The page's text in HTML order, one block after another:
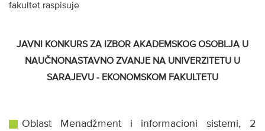
fakultet raspisuje
JAVNI KONKURS ZA IZBOR AKADEMSKOG OSOBLJA U
NAUČNONASTAVNO ZVANJE NA UNIVERZITETU U
SARAJEVU - EKONOMSKOM FAKULTETU
Oblast Menadžment i informacioni sistemi, 2